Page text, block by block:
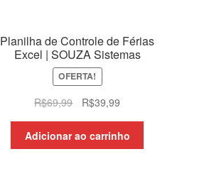
Planilha de Controle de Férias
Excel | SOUZA Sistemas
OFERTA!
R$69,99
O
original
era:
R$39,99O
atual
é:
Adicionar ao carrinho